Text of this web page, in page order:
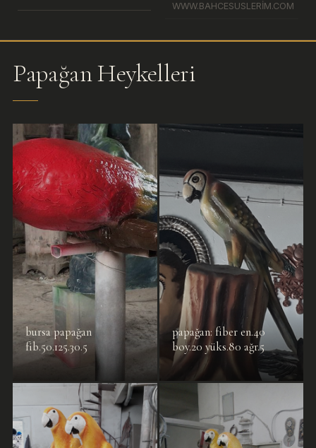
WWW.BAHCESUSLERİM.COM
Papağan Heykelleri
bursa papağan
fib.50.125.30.5
papağan: fiber en.40
boy.20 yüks.80 ağr.5